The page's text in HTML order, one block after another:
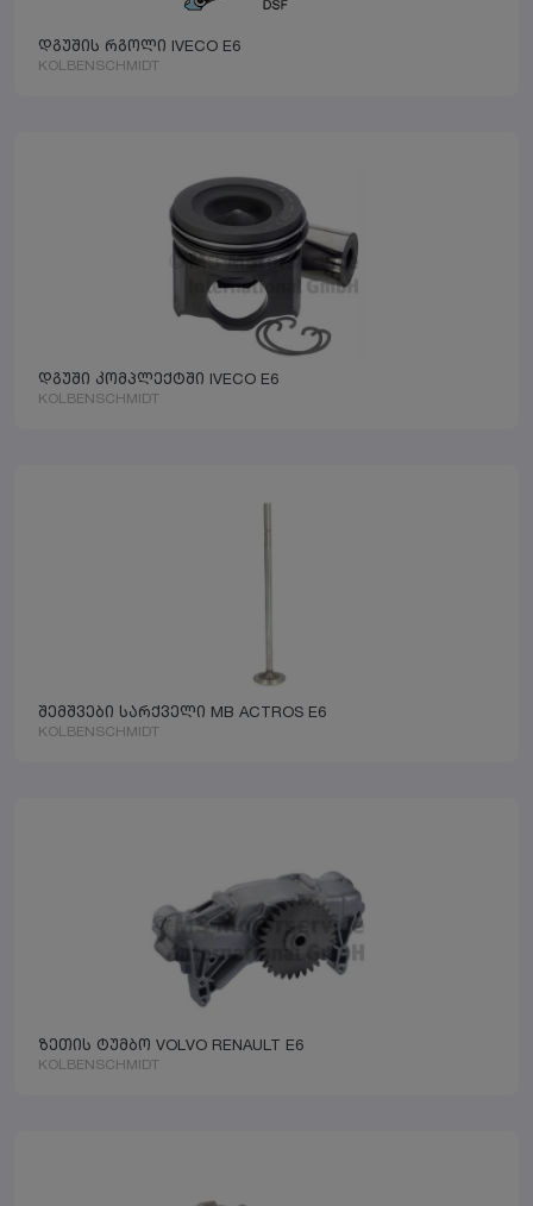
დგუშის რგოლი IVECO E6
KOLBENSCHMIDT
დგუში კომპლექტში IVECO E6
KOLBENSCHMIDT
შემშვები სარქველი MB ACTROS E6
KOLBENSCHMIDT
ზეთის ტუმბო VOLVO RENAULT E6
KOLBENSCHMIDT